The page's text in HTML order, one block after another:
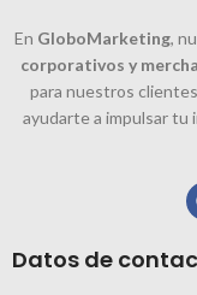
En GloboMarketing,
corporativos y
para nuestros
ayudarte a impulsar tu
Datos de